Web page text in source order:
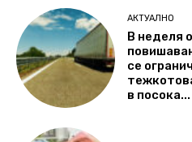
АКТУАЛНО
В неделя
се
в посока...